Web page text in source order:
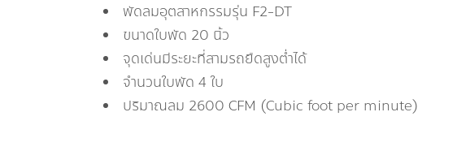
พัดลมอุตสาหกรรมรุ่น F2-DT
ขนาดใบพัด 20 นิ้ว
จุดเด่นมีระยะที่สามรถยืดสูงต่ำได้
จำนวนใบพัด 4 ใบ
ปริมาณลม 2600 CFM (Cubic foot per minute)